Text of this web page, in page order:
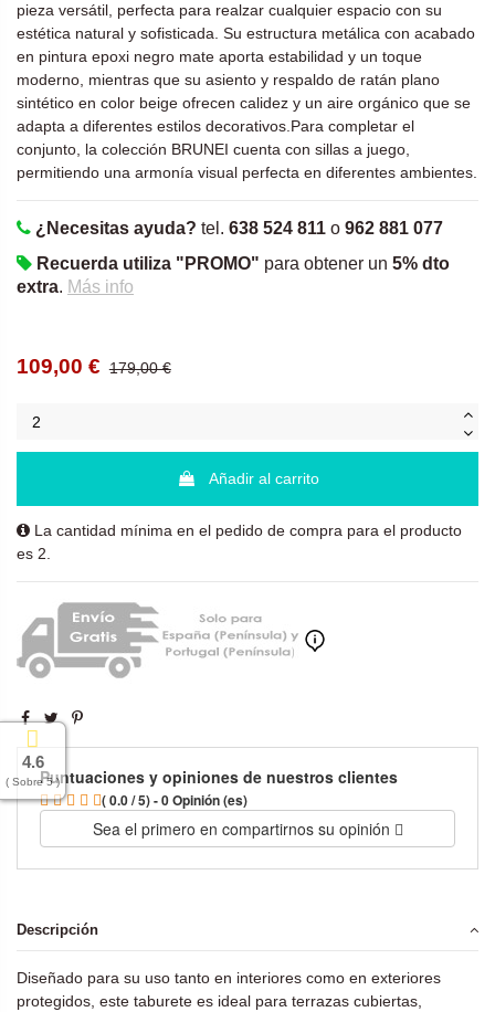
4.6
( Sobre 5 )
pieza versátil, perfecta para realzar cualquier espacio con su
estética natural y sofisticada. Su estructura metálica con acabado
en pintura epoxi negro mate aporta estabilidad y un toque
moderno, mientras que su asiento y respaldo de ratán plano
sintético en color beige ofrecen calidez y un aire orgánico que se
adapta a diferentes estilos decorativos.Para completar el
conjunto, la colección BRUNEI cuenta con sillas a juego,
permitiendo una armonía visual perfecta en diferentes ambientes.
¿Necesitas ayuda? tel. 638 524 811 o 962 881 077
Recuerda utiliza "PROMO" para obtener un 5% dto
extra. Más info
109,00 € 179,00 €
Añadir al carrito
La cantidad mínima en el pedido de compra para el producto
es 2.
Puntuaciones y opiniones de nuestros clientes
( 0.0 / 5) - 0 Opinión (es)
Sea el primero en compartirnos su opinión
Descripción
Diseñado para su uso tanto en interiores como en exteriores
protegidos, este taburete es ideal para terrazas cubiertas,